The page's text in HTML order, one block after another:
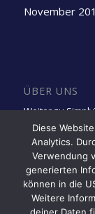
November
ÜBER UNS
Weiter zu
Folge uns auf
Diese
Analytics.
Verwendung
generierten
können in die
Weitere